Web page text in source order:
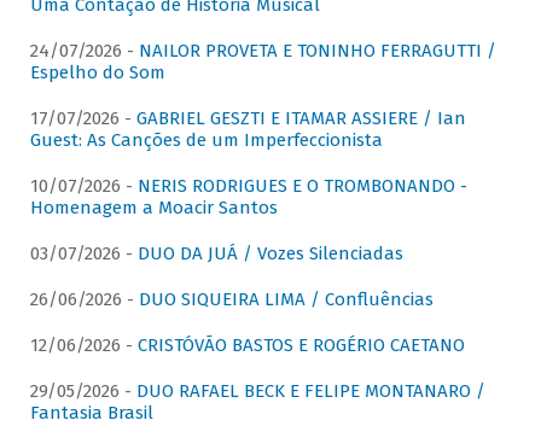
Uma Contação de História Musical
24/07/2026 - NAILOR PROVETA E TONINHO FERRAGUTTI /
Espelho do Som
17/07/2026 - GABRIEL GESZTI E ITAMAR ASSIERE / Ian
Guest: As Canções de um Imperfeccionista
10/07/2026 - NERIS RODRIGUES E O TROMBONANDO -
Homenagem a Moacir Santos
03/07/2026 - DUO DA JUÁ / Vozes Silenciadas
26/06/2026 - DUO SIQUEIRA LIMA / Confluências
12/06/2026 - CRISTÓVÃO BASTOS E ROGÉRIO CAETANO
29/05/2026 - DUO RAFAEL BECK E FELIPE MONTANARO /
Fantasia Brasil